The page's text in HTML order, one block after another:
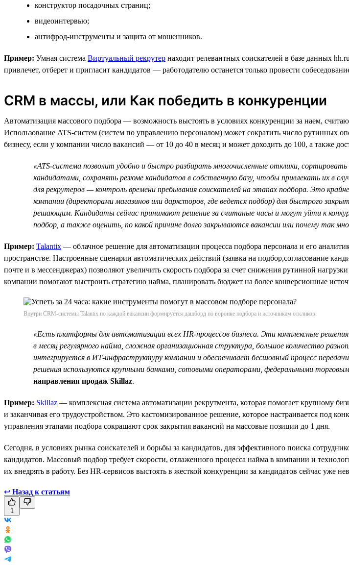
конструктор посадочных страниц;
видеоинтервью;
антифрод-инструменты и защита от мошенников.
Пример: Умная система Виртуальный рекрутер находит релевантных соискателей в базе данных
привлечет, отберет и пригласит кандидатов — работодателю останется только провести
CRM в массы, или Как победить в конкуренции
Автоматизация массового подбора — возможность выстоять в условиях конкуренции за наем,
Использование ATS-систем (систем по управлению персоналом) может сократить число рутинных
бизнесу, если у компании число вакансий — от 10 до 40 в месяц и может доходить до 100, а также
«ATS-система позволит удобно и быстро разбирать многочисленные отклики,
кандидатами, сохранять резюме кандидатов в собственную базу, чтобы привлекать их в
для рекрутеров — контроль времени пребывания соискателей на этапах подбора. Это
компании (директорами магазинов или дарксторов, где ведется подбор) для быстрого
решающим. Кандидаты сейчас принимают решение за считаные часы и могут уйти к
подбор, а также оценить, по какой причине долго закрываются вакансии или почему так
Пример: Talantix — облачное решение для автоматизации процесса подбора персонала и его
пространстве. Настроенные сценарии автоматических действий (заявка на подбор,согласование
почте и в мессенджерах) позволяют увеличить скорость подбора за счет снижения рутинной
компании помогают выстроить стратегию найма, планировать бюджет на более конверсионные
Внутри CRM-системы Talantix по каждой вакансии формируется дашборд по воронке подбора и источникам откликов.
«Есть платформы для автоматизации всех HR-процессов бизнеса. Эти комплексные
в месяц регулярного найма, сложная организационная структура, большое количество
интегрируется в ИТ-инфраструктуру компании и обеспечивает бесшовный процесс
решения используются крупными банками, сотовыми операторами, федеральными
направления продаж Skillaz.
Пример: Skillaz — комплексная система автоматизации рекрутмента, которая помогает крупному
и заканчивая его трудоустройством. Это кастомизированное решение, которое настраивается под
управления этапами подбора сокращают срок закрытия вакансий на массовые позиции до 1 дня.
Сегодня, в условиях рынка соискателей и борьбы за кандидатов, для эффективного поиска
кандидатов. Массовый подбор требует скорости, отлаженного процесса найма в компании и
их внедрять в работу. Без HR-сервисов выстоять в жесткой конкуренции за кандидатов сейчас уже
↩ Назад к статьям
1